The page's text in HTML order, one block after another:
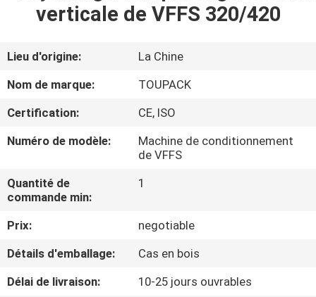
PROPOS
DE
NOUS
VISITE
D'USINE
CONTRÔLE
QUALITÉ
verticale de VFFS 320/420
Lieu d'origine:
La Chine
Nom de marque:
TOUPACK
Certification:
CE, ISO
Numéro de modèle:
Machine de conditionnement
de VFFS
Quantité de
commande min:
1
Prix:
negotiable
Détails d'emballage:
Cas en bois
Délai de livraison:
10-25 jours ouvrables